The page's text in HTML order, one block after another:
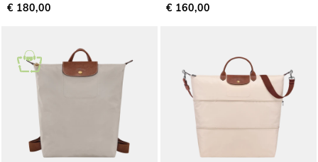
€ 180,00
€ 160,00